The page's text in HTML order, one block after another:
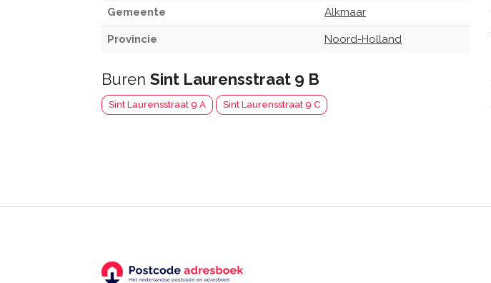
Gemeente Alkmaar
Provincie Noord-Holland
Buren Sint Laurensstraat 9 B
Sint Laurensstraat 9 A Sint Laurensstraat 9 C